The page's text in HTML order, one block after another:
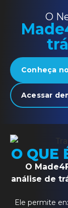
O
Conheça
Acessar
O QUE
O
análise de
Ele permite